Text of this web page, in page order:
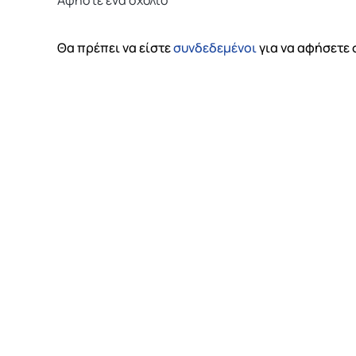
Θα πρέπει να είστεσυνδεδεμένοιγια να αφήσετε